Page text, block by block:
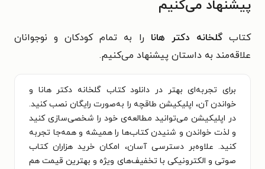
پیشنهاد می‌کنیم
کتابگلخانه دکتر هانا را به تمام کودکان و نوجوانان
علاقه‌مند به داستان پیشنهاد می‌کنیم.
برای تجربه‌ای بهتر در دانلود کتاب گلخانه دکتر هانا و
خواندن آن، اپلیکیشن طاقچه را به‌صورت رایگان نصب کنید.
در اپلیکیشن می‌توانید مطالعه‌ی خود را شخصی‌سازی کنید
و لذت خواندن و شنیدن کتاب‌ها را همیشه و همه‌جا تجربه
کنید. علاوه‌بر دسترسی آسان، امکان خرید هزاران کتاب
صوتی و الکترونیکی با تخفیف‌های ویژه و بهترین قیمت هم